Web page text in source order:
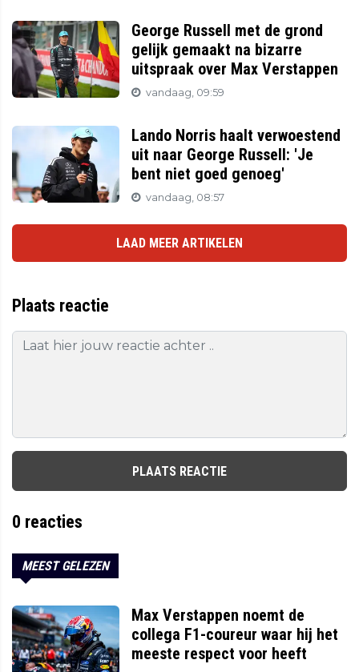
George Russell met de grond
gelijk gemaakt na bizarre
uitspraak over Max Verstappen
vandaag, 09:59
Lando Norris haalt verwoestend
uit naar George Russell: 'Je
bent niet goed genoeg'
vandaag, 08:57
LAAD MEER ARTIKELEN
Plaats reactie
PLAATS REACTIE
0 reacties
MEEST GELEZEN
Max Verstappen noemt de
collega F1-coureur waar hij het
meeste respect voor heeft